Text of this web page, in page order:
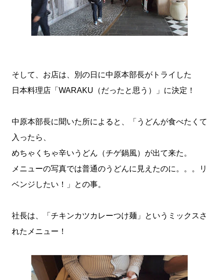
そして、お店は、別の日に中原本部長がトライした
日本料理店「WARAKU（だったと思う）」に決定！
中原本部長に聞いた所によると、「うどんが食べたくて
入ったら、
めちゃくちゃ辛いうどん（チゲ鍋風）が出て来た。
メニューの写真では普通のうどんに見えたのに。。。リ
ベンジしたい！」との事。
社長は、「チキンカツカレーつけ麺」というミックスさ
れたメニュー！